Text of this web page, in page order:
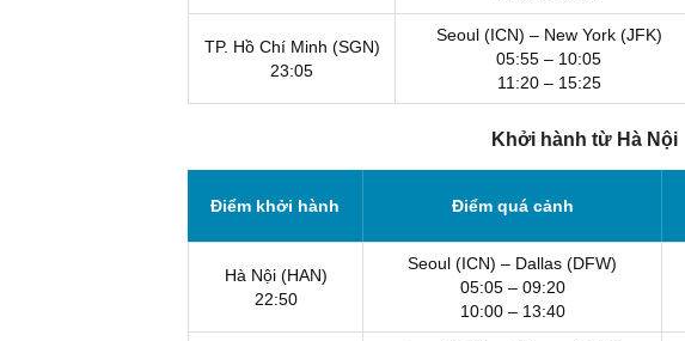
TP. Hồ Chí Minh (SGN)
23:05
Seoul (ICN) – New York (JFK)
05:55 – 10:05
11:20 – 15:25
Khởi hành từ Hà Nội
Điểm khởi hành Điểm quá cảnh
Hà Nội (HAN)
22:50
Seoul (ICN) – Dallas (DFW)
05:05 – 09:20
10:00 – 13:40